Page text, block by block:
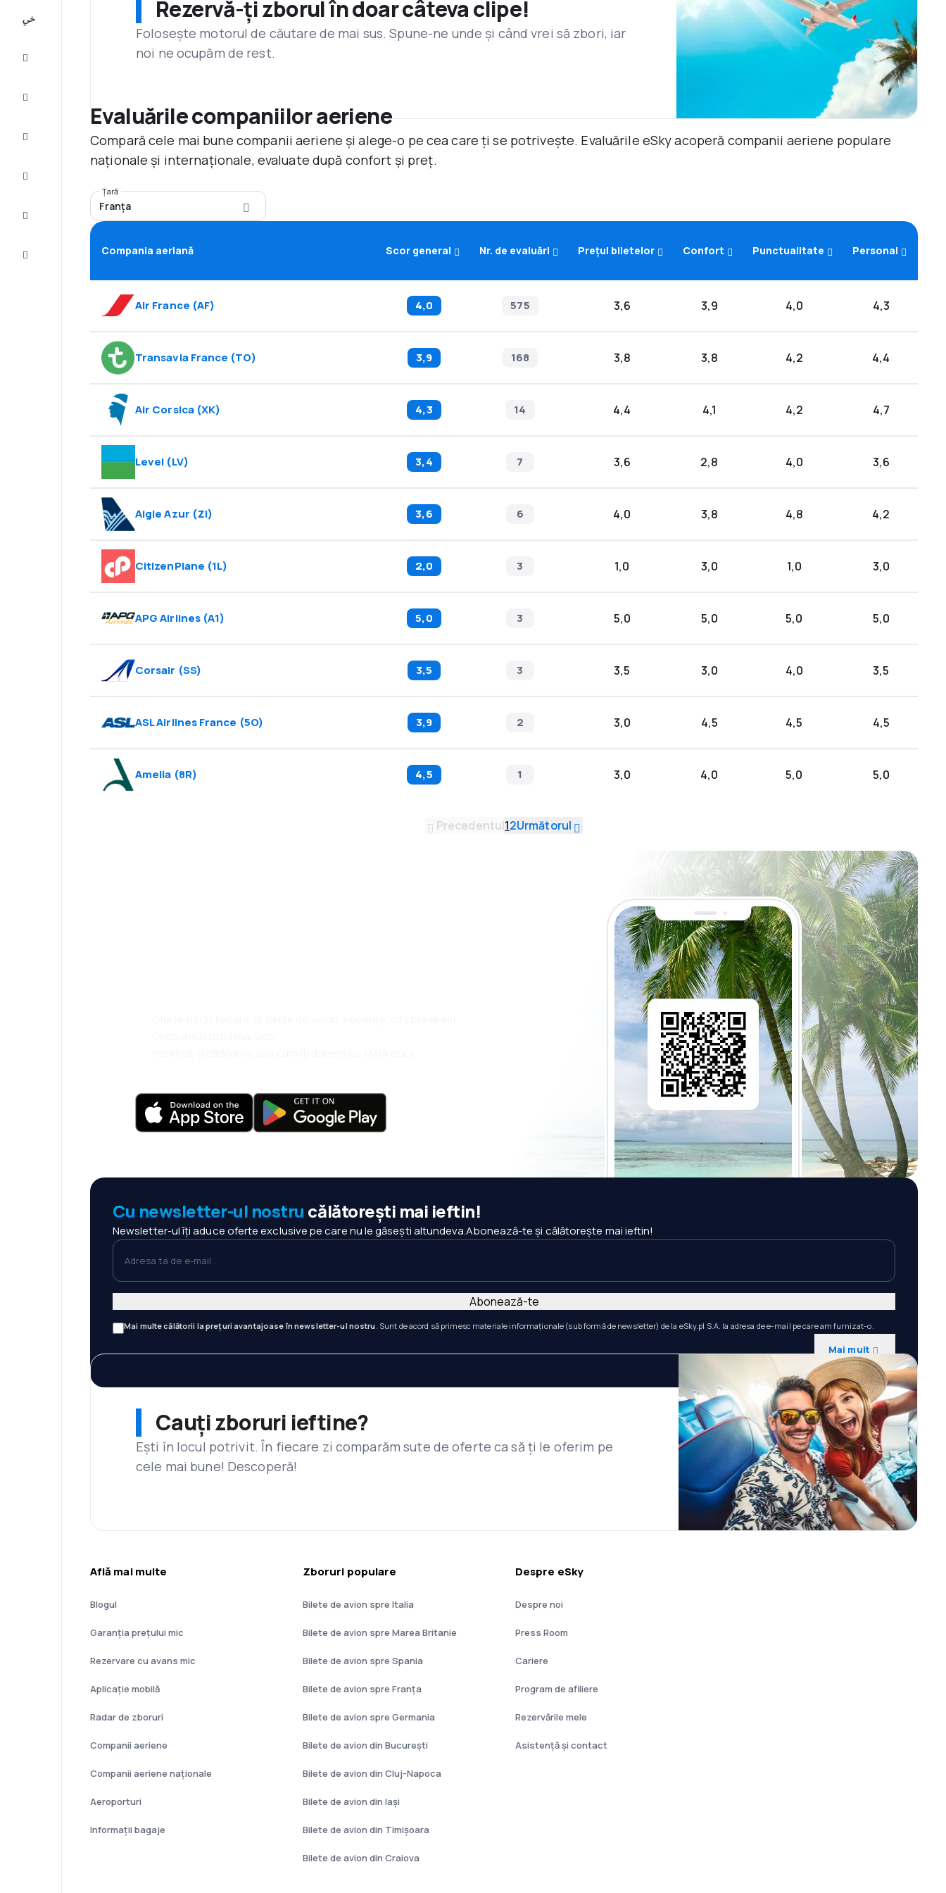
Rezervă-ți zborul în doar câteva clipe!
Folosește motorul de căutare de mai sus. Spune-ne unde și când vrei să zbori, iar
noi ne ocupăm de rest.
Evaluările companiilor aeriene
Compară cele mai bune companii aeriene și alege-o pe cea care ți se potrivește. Evaluările eSky acoperă companii aeriene populare
naționale și internaționale, evaluate după confort și preț.
Țară
Franţa
Compania aeriană Scor general Nr. de evaluări Prețul biletelor Confort Punctualitate Personal
Air France (AF) 4,0 575 3,6 3,9 4,0 4,3
Transavia France (TO) 3,9 168 3,8 3,8 4,2 4,4
Air Corsica(XK) 4,3 14 4,4 4,1 4,2 4,7
Level (LV) 3,4 7 3,6 2,8 4,0 3,6
Aigle Azur (ZI) 3,6 6 4,0 3,8 4,8 4,2
CitizenPlane (1L) 2,0 3 1,0 3,0 1,0 3,0
APG Airlines(A1) 5,0 3 5,0 5,0 5,0 5,0
Corsair (SS) 3,5 3 3,5 3,0 4,0 3,5
ASL Airlines France (5O) 3,9 2 3,0 4,5 4,5 4,5
Amelia (8R) 4,5 1 3,0 4,0 5,0 5,0
Precedentul12Următorul
Cu newsletter-ul nostru călătorești mai ieftin!
Newsletter-ul îți aduce oferte exclusive pe care nu le găsești altundeva.Abonează-te și călătorește mai ieftin!
Adresa ta de e-mail
Mai multe călătorii la prețuri avantajoase în newsletter-ul nostru . Sunt de acord să primesc materiale informaționale (sub formă de newsletter) de la eSky.pl S.A. la adresa de e-mail pe care am furnizat-o.
Mai mult
Abonează-te
Cauți zboruri ieftine?
Ești în locul potrivit. În fiecare zi comparăm sute de oferte ca să ți le oferim pe
cele mai bune! Descoperă!
Află mai multe
Blogul
Garanția prețului mic
Rezervare cu avans mic
Aplicație mobilă
Radar de zboruri
Companii aeriene
Companii aeriene naţionale
Aeroporturi
Informații bagaje
Zboruri populare
Bilete de avion spre Italia
Bilete de avion spre Marea Britanie
Bilete de avion spre Spania
Bilete de avion spre Franţa
Bilete de avion spre Germania
Bilete de avion din București
Bilete de avion din Cluj-Napoca
Bilete de avion din Iași
Bilete de avion din Timișoara
Bilete de avion din Craiova
Despre eSky
Despre noi
Press Room
Cariere
Program de afiliere
Rezervările mele
Asistenţă şi contact